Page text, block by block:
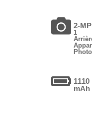
2-MP
1
Photo
1110
mAh